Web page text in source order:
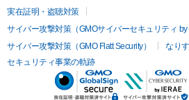
実在証明・盗聴対策
サイバー攻撃対策（GMOサイバーセキュリティ by
サイバー攻撃対策（GMO Flatt Security）
なり
セキュリティ事業の軌跡